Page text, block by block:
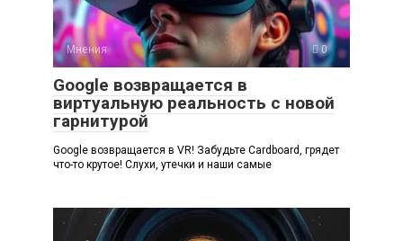
Мнения 0
Google возвращается в
виртуальную реальность с новой
гарнитурой
Google возвращается в VR! Забудьте Cardboard, грядет
что-то крутое! Слухи, утечки и наши самые